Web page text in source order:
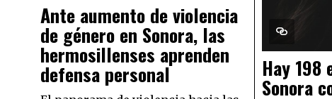
Ante aumento de violencia
de género en Sonora, las
hermosillenses aprenden
defensa personal Hay 198
Sonora